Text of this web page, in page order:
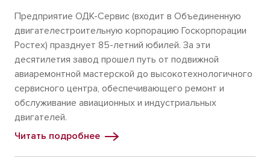
Предприятие ОДК-Сервис (входит в Объединенную
двигателестроительную корпорацию Госкорпорации
Ростех) празднует 85-летний юбилей. За эти
десятилетия завод прошел путь от подвижной
авиаремонтной мастерской до высокотехнологичного
сервисного центра, обеспечивающего ремонт и
обслуживание авиационных и индустриальных
двигателей.
Читать подробнее